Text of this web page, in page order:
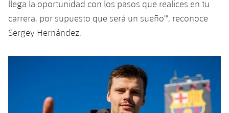
llega la oportunidad con los pasos que realices en tu
carrera, por supuesto que será un sueño'", reconoce
Sergey Hernández.